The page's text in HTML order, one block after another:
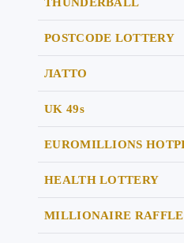
POSTCODE LOTTERY
ЛАТТО
UK 49s
HEALTH LOTTERY
MILLIONAIRE RAFFLE